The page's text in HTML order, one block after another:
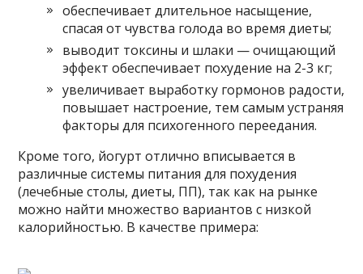
обеспечивает длительное насыщение,
спасая от чувства голода во время диеты;
выводит токсины и шлаки — очищающий
эффект обеспечивает похудение на 2-3 кг;
увеличивает выработку гормонов радости,
повышает настроение, тем самым устраняя
факторы для психогенного переедания.
Кроме того, йогурт отлично вписывается в
различные системы питания для похудения
(лечебные столы, диеты, ПП), так как на рынке
можно найти множество вариантов с низкой
калорийностью. В качестве примера: